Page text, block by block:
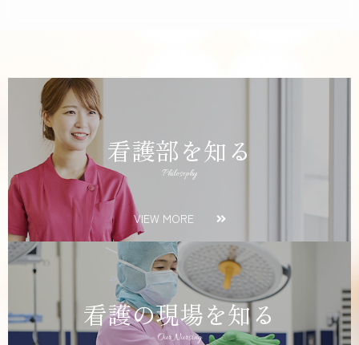
看護部を知る
Philosophy
VIEW MORE
看護の現場を知る
Our Nursing